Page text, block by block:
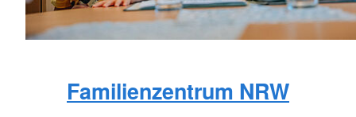
Familienzentrum NRW